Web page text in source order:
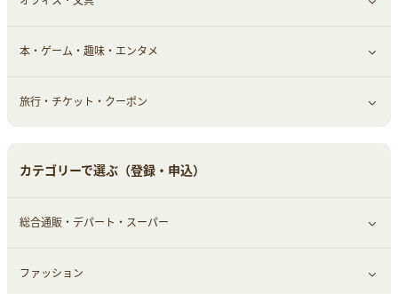
美容食品
生活雑貨・家具インテリア
赤ちゃん・こども・マタニティ
フラワー
習い事・学習・学校
すべて見る
オフィス・文具
本・ゲーム・趣味・エンタメ
すべて見る
旅行・チケット・クーポン
カテゴリーで選ぶ（登録・申込）
総合通販・デパート・スーパー
すべて見る
ファッション